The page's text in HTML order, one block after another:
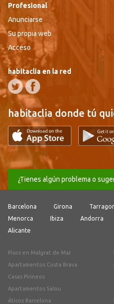
Profesional
Anunciarse
Su propia web
Acceso
habitaclia en la red
habitaclia donde tú
¿Tienes algún problema o
Barcelona Girona
Menorca
Ibiza Andorra
Alicante
Pisos en Malgrat de Mar
Apartamentos Costa Brava
Casas Pirineos
Apartamentos Salou
Áticos Barcelona